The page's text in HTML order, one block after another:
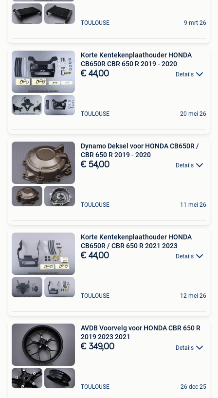
TOULOUSE 9 mrt 26
Korte Kentekenplaathouder HONDA
CB650R CBR 650 R 2019 - 2020
€ 44,00 Details
TOULOUSE 20 mei 26
Dynamo Deksel voor HONDA CB650R /
CBR 650 R 2019 - 2020
€ 54,00 Details
TOULOUSE 11 mei 26
Korte Kentekenplaathouder HONDA
CB650R / CBR 650 R 2021 2023
€ 44,00 Details
TOULOUSE 12 mei 26
AVDB Voorvelg voor HONDA CBR 650 R
2019 2023 2021
€ 349,00 Details
TOULOUSE 26 dec 25